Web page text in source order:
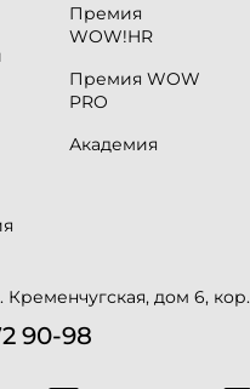
Премия
WOW!HR
Премия WOW
PRO
Академия
Кременчугская, дом 6,
90-98